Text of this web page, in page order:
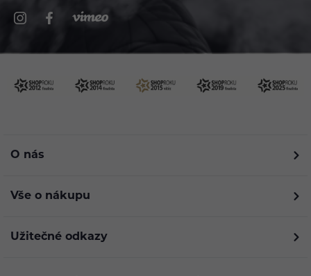
O nás
Vše o nákupu
Užitečné odkazy